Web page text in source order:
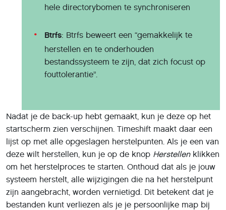
hele directorybomen te synchroniseren
Btrfs: Btrfs beweert een “gemakkelijk te
herstellen en te onderhouden
bestandssysteem te zijn, dat zich focust op
fouttolerantie”.
Nadat je de back-up hebt gemaakt, kun je deze op het
startscherm zien verschijnen. Timeshift maakt daar een
lijst op met alle opgeslagen herstelpunten. Als je een van
deze wilt herstellen, kun je op de knop Herstellenklikken
om het herstelproces te starten. Onthoud dat als je jouw
systeem herstelt, alle wijzigingen die na het herstelpunt
zijn aangebracht, worden vernietigd. Dit betekent dat je
bestanden kunt verliezen als je je persoonlijke map bij